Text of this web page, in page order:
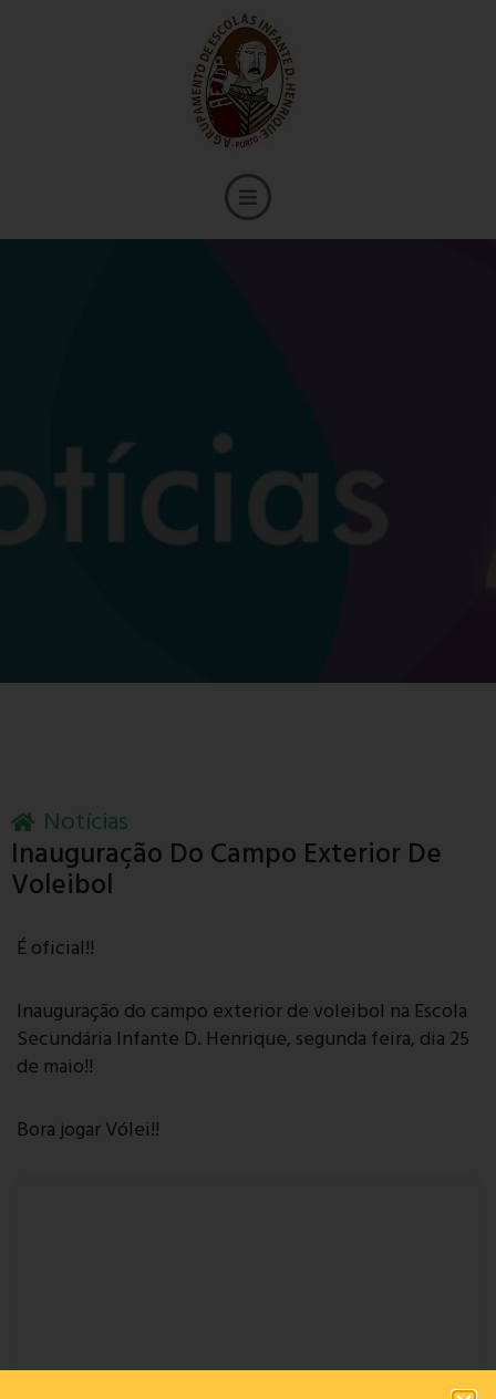
Notícias
Inauguração Do Campo Exterior De
Voleibol
É oficial!!
Inauguração do campo exterior de voleibol na Escola
Secundária Infante D. Henrique, segunda feira, dia 25
de maio!!
Bora jogar Vólei!!